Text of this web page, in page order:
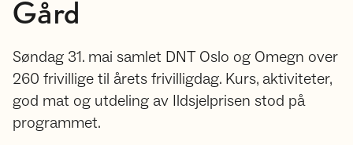
Gård
Søndag 31. mai samlet DNT Oslo og Omegn over
260 frivillige til årets frivilligdag. Kurs, aktiviteter,
god mat og utdeling av Ildsjelprisen stod på
programmet.